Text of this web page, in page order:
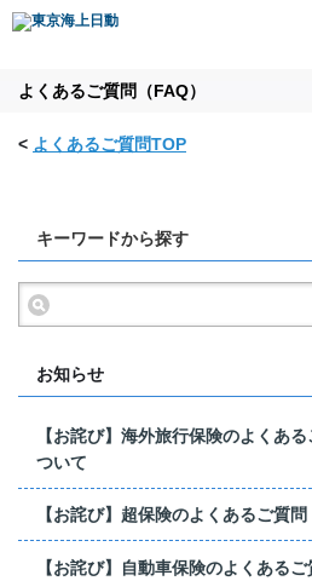
よくあるご質問（FAQ）
< よくあるご質問TOP
キーワードから探す
お知らせ
【お詫び】海外旅行保険のよくあ
ついて
【お詫び】超保険のよくあるご質
【お詫び】自動車保険のよくある